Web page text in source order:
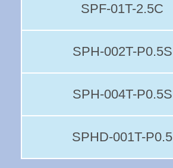
SPF-01T-2.5C
SPH-002T-P0.5S
SPH-004T-P0.5S
SPHD-001T-P0.5